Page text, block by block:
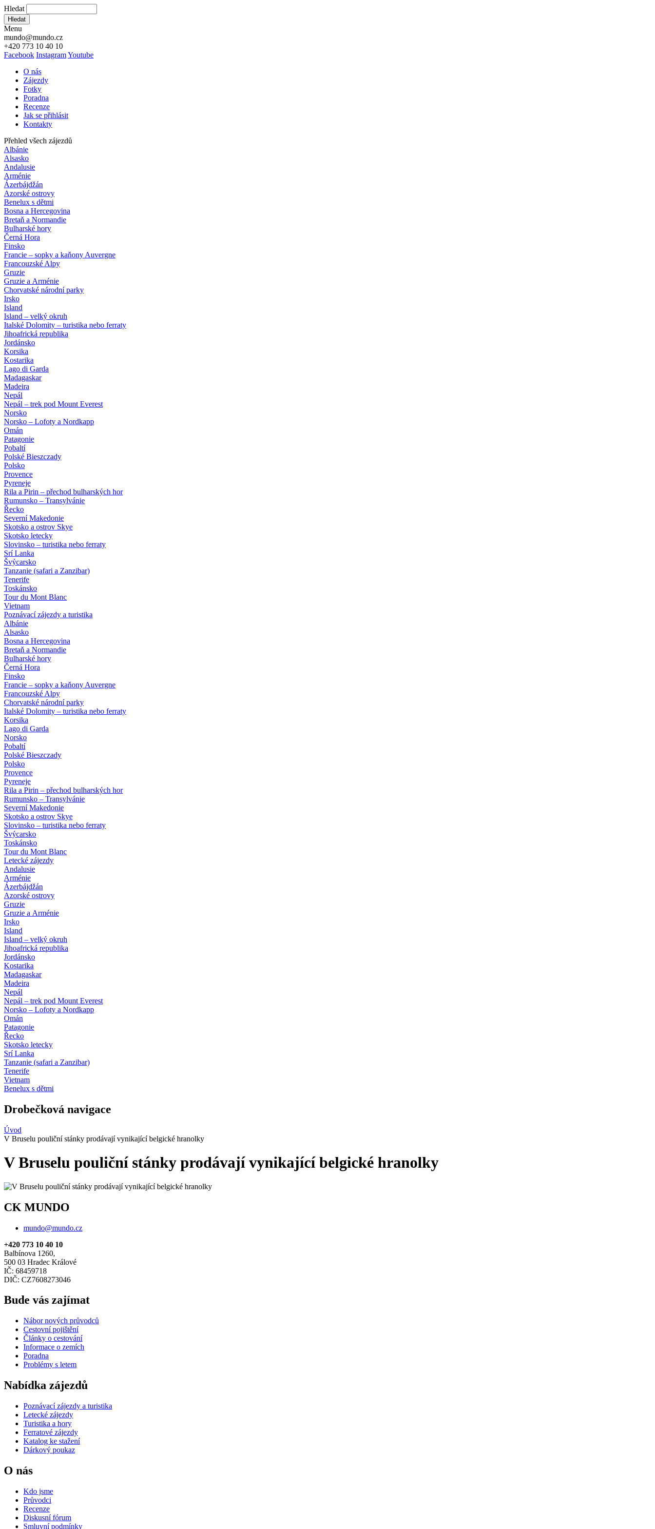
Hledat
Hledat
Menu
mundo@mundo.cz
+420 773 10 40 10
Facebook InstagramYoutube
O nás
Zájezdy
Fotky
Poradna
Recenze
Jak se přihlásit
Kontakty
Přehled všech zájezdů
Albánie
Alsasko
Andalusie
Arménie
Ázerbájdžán
Azorské ostrovy
Benelux s dětmi
Bosna a Hercegovina
Bretaň a Normandie
Bulharské hory
Černá Hora
Finsko
Francie – sopky a kaňony Auvergne
Francouzské Alpy
Gruzie
Gruzie a Arménie
Chorvatské národní parky
Irsko
Island
Island – velký okruh
Italské Dolomity – turistika nebo ferraty
Jihoafrická republika
Jordánsko
Korsika
Kostarika
Lago di Garda
Madagaskar
Madeira
Nepál
Nepál – trek pod Mount Everest
Norsko
Norsko – Lofoty a Nordkapp
Omán
Patagonie
Pobaltí
Polské Bieszczady
Polsko
Provence
Pyreneje
Rila a Pirin – přechod bulharských hor
Rumunsko – Transylvánie
Řecko
Severní Makedonie
Skotsko a ostrov Skye
Skotsko letecky
Slovinsko – turistika nebo ferraty
Srí Lanka
Švýcarsko
Tanzanie (safari a Zanzibar)
Tenerife
Toskánsko
Tour du Mont Blanc
Vietnam
Poznávací zájezdy a turistika
Albánie
Alsasko
Bosna a Hercegovina
Bretaň a Normandie
Bulharské hory
Černá Hora
Finsko
Francie – sopky a kaňony Auvergne
Francouzské Alpy
Chorvatské národní parky
Italské Dolomity – turistika nebo ferraty
Korsika
Lago di Garda
Norsko
Pobaltí
Polské Bieszczady
Polsko
Provence
Pyreneje
Rila a Pirin – přechod bulharských hor
Rumunsko – Transylvánie
Severní Makedonie
Skotsko a ostrov Skye
Slovinsko – turistika nebo ferraty
Švýcarsko
Toskánsko
Tour du Mont Blanc
Letecké zájezdy
Andalusie
Arménie
Ázerbájdžán
Azorské ostrovy
Gruzie
Gruzie a Arménie
Irsko
Island
Island – velký okruh
Jihoafrická republika
Jordánsko
Kostarika
Madagaskar
Madeira
Nepál
Nepál – trek pod Mount Everest
Norsko – Lofoty a Nordkapp
Omán
Patagonie
Řecko
Skotsko letecky
Srí Lanka
Tanzanie (safari a Zanzibar)
Tenerife
Vietnam
Benelux s dětmi
Drobečková navigace
Úvod
V Bruselu pouliční stánky prodávají vynikající belgické hranolky
V Bruselu pouliční stánky prodávají vynikající belgické hranolky
CK MUNDO
mundo@mundo.cz
+420 773 10 40 10
Balbínova 1260,
500 03 Hradec Králové
IČ: 68459718
DIČ: CZ7608273046
Bude vás zajímat
Nábor nových průvodců
Cestovní pojištění
Články o cestování
Informace o zemích
Poradna
Problémy s letem
Nabídka zájezdů
Poznávací zájezdy a turistika
Letecké zájezdy
Turistika a hory
Ferratové zájezdy
Katalog ke stažení
Dárkový poukaz
O nás
Kdo jsme
Průvodci
Recenze
Diskusní fórum
Smluvní podmínky